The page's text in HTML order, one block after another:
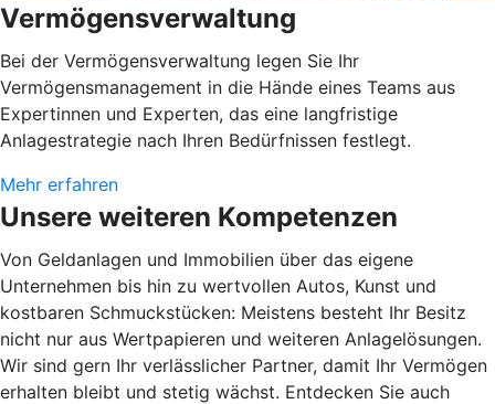
Vermögensverwaltung
Bei der Vermögensverwaltung legen Sie Ihr
Vermögensmanagement in die Hände eines Teams aus
Expertinnen und Experten, das eine langfristige
Anlagestrategie nach Ihren Bedürfnissen festlegt.
Mehr erfahren
Unsere weiteren Kompetenzen
Von Geldanlagen und Immobilien über das eigene
Unternehmen bis hin zu wertvollen Autos, Kunst und
kostbaren Schmuckstücken: Meistens besteht Ihr Besitz
nicht nur aus Wertpapieren und weiteren Anlagelösungen.
Wir sind gern Ihr verlässlicher Partner, damit Ihr Vermögen
erhalten bleibt und stetig wächst. Entdecken Sie auch